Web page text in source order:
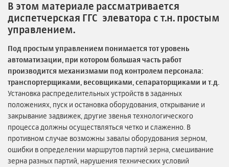
В этом материале рассматривается
диспетчерская ГГС элеватора с т.н. простым
управлением.
Под простым управлением понимается тот уровень
автоматизации, при котором большая часть работ
производится механизмами под контролем персонала:
транспортерщиками, весовщиками, сепараторщиками и т.д.
Установка распределительных устройств в заданных
положениях, пуск и остановка оборудования, открывание и
закрывание задвижек, другие звенья технологического
процесса должны осуществляться четко и слаженно. В
противном случае возможны завалы оборудования зерном,
ошибки в определении маршрутов партий зерна, смешивание
зерна разных партий, нарушения технических условий